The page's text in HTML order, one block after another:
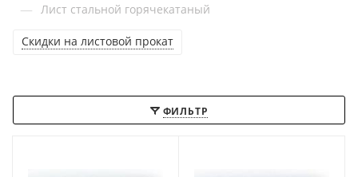
— Лист стальной горячекатаный
Скидки на листовой прокат
ФИЛЬТР